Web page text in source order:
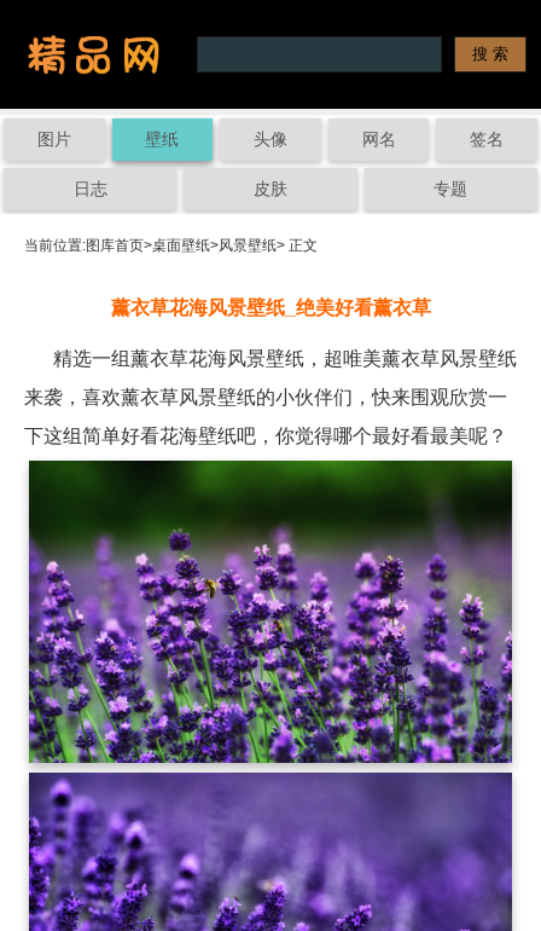
图片 壁纸 头像 网名 签名
日志 皮肤 专题
当前位置:图库首页>桌面壁纸>风景壁纸> 正文
薰衣草花海风景壁纸_绝美好看薰衣草
精选一组薰衣草花海风景壁纸，超唯美薰衣草风景壁纸
来袭，喜欢薰衣草风景壁纸的小伙伴们，快来围观欣赏一
下这组简单好看花海壁纸吧，你觉得哪个最好看最美呢？